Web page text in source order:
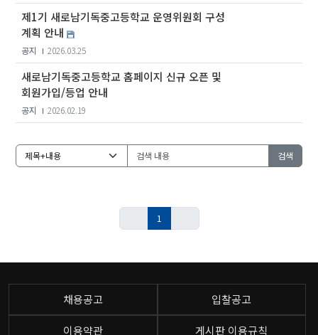
제1기 새로남기독중고등학교 운영위원회 구성
계획 안내
공지 2026.03.25
새로남기독중고등학교 홈페이지 신규 오픈 및
회원가입/등업 안내
공지 2026.02.19
검색
1
채용공고 입찰공고
이용약관 게시판 이용규칙